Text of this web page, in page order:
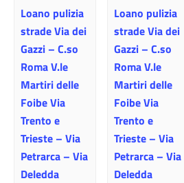
Loano pulizia
strade Via dei
Gazzi – C.so
Roma V.le
Martiri delle
Foibe Via
Trento e
Trieste – Via
Petrarca – Via
Deledda
Loano pulizia
strade Via dei
Gazzi – C.so
Roma V.le
Martiri delle
Foibe Via
Trento e
Trieste – Via
Petrarca – Via
Deledda